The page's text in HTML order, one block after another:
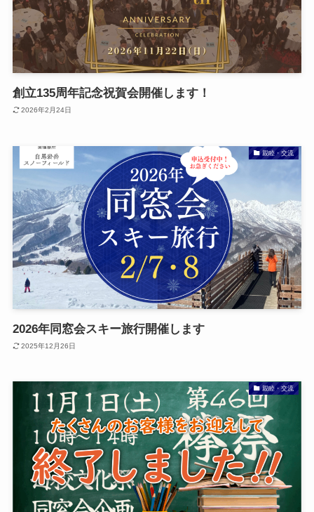
創立135周年記念祝賀会開催します！
2026年2月24日
親睦・交流
2026年同窓会スキー旅行開催します
2025年12月26日
親睦・交流